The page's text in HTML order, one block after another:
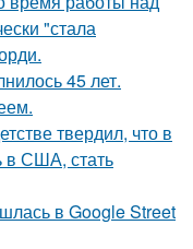
"стала
45 лет.
твердил, что в
в США, стать
в Google Street